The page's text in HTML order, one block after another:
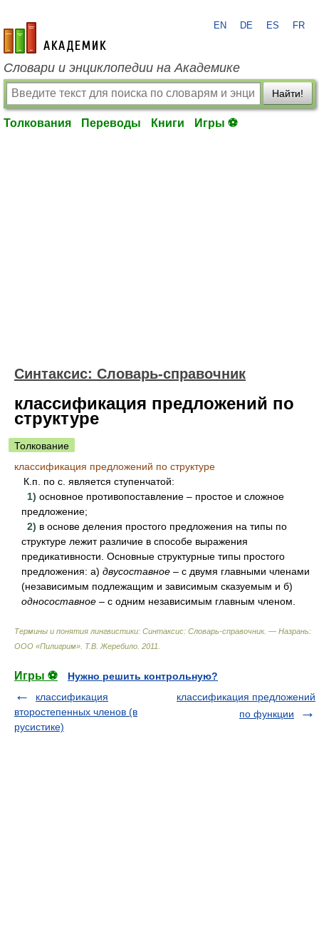
academic.ru
EN DE ES FR
Словари и энциклопедии на Академике
Найти!
Толкования Переводы Книги Игры ⚽
Синтаксис: Словарь-справочник
классификация предложений по
структуре
Толкование
классификация предложений по структуре
К.п. по с. является ступенчатой:
1) основное противопоставление – простое и сложное
предложение;
2) в основе деления простого предложения на типы по
структуре лежит различие в способе выражения
предикативности. Основные структурные типы простого
предложения: а) двусоставное – с двумя главными членами
(независимым подлежащим и зависимым сказуемым и б)
односоставное – с одним независимым главным членом.
Термины и понятия лингвистики: Синтаксис: Словарь-справочник. — Назрань:
ООО «Пилигрим» Т.В. Жеребило 2011
Игры ⚽
Нужно решить контрольную?
классификация
второстепенных членов (в
русистике)
классификация предложений
по функции